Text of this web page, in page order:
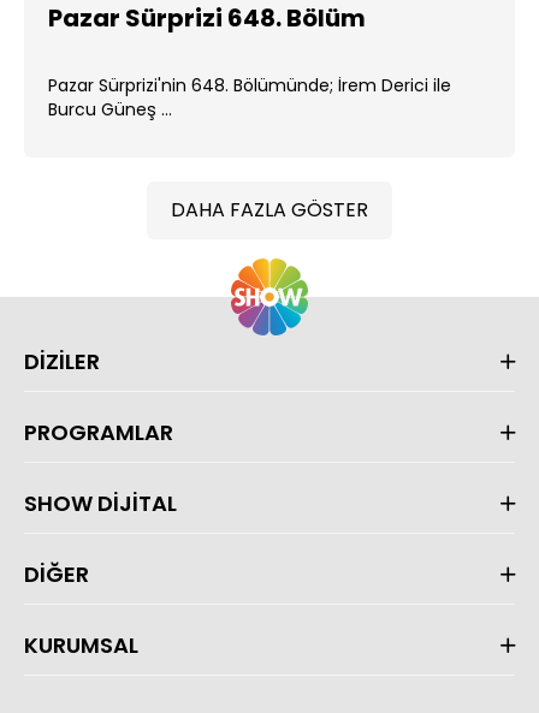
Pazar Sürprizi 648. Bölüm
Pazar Sürprizi'nin 648. Bölümünde; İrem Derici ile
Burcu Güneş ...
DAHA FAZLA GÖSTER
DİZİLER
PROGRAMLAR
SHOW DİJİTAL
DİĞER
KURUMSAL